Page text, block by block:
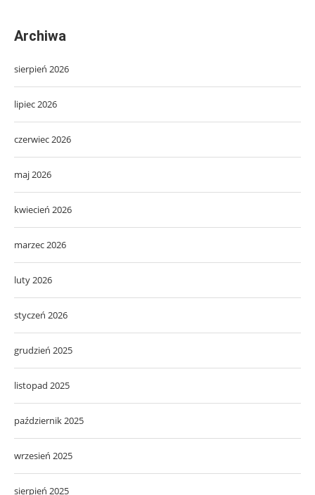
Archiwa
sierpień 2026
lipiec 2026
czerwiec 2026
maj 2026
kwiecień 2026
marzec 2026
luty 2026
styczeń 2026
grudzień 2025
listopad 2025
październik 2025
wrzesień 2025
sierpień 2025